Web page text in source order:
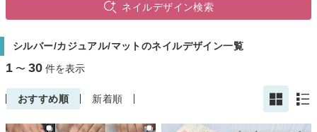
ネイルデザイン検索
シルバー/カジュアル/マットのネイルデザイン一覧
1 〜 30 件を表示
おすすめ順 新着順